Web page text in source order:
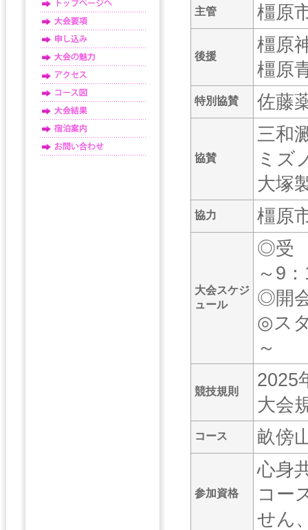
主管 橿原
後援
橿原
橿原
特別協賛 佐藤
協賛
三和
ミズ
大塚
協力 橿原
大会スケジ
ュール
◎受
～9
◎開
◎ス
～
競技規則
2025
大会
コース 畝傍
参加資格
心身
コー
せん